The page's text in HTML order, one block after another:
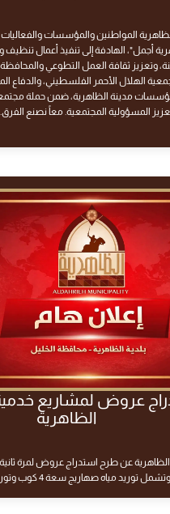
المواطنين والمؤسسات
أجمل"، الهادفة إلى تنفيذ أعمال
وتعزيز ثقافة العمل التطوعي والمحافظة
الهلال الأحمر الفلسطيني، والدفاع
مدينة الظاهرية، ضمن حملة
المسؤولية المجتمعية. معاً نصنع
عروض لمشاريع
الظاهرية
الظاهرية عن طرح استدراج عروض لمرة
مياه صهاريج سعة 4 كوب وتوريد إطارات مركبات البلدية